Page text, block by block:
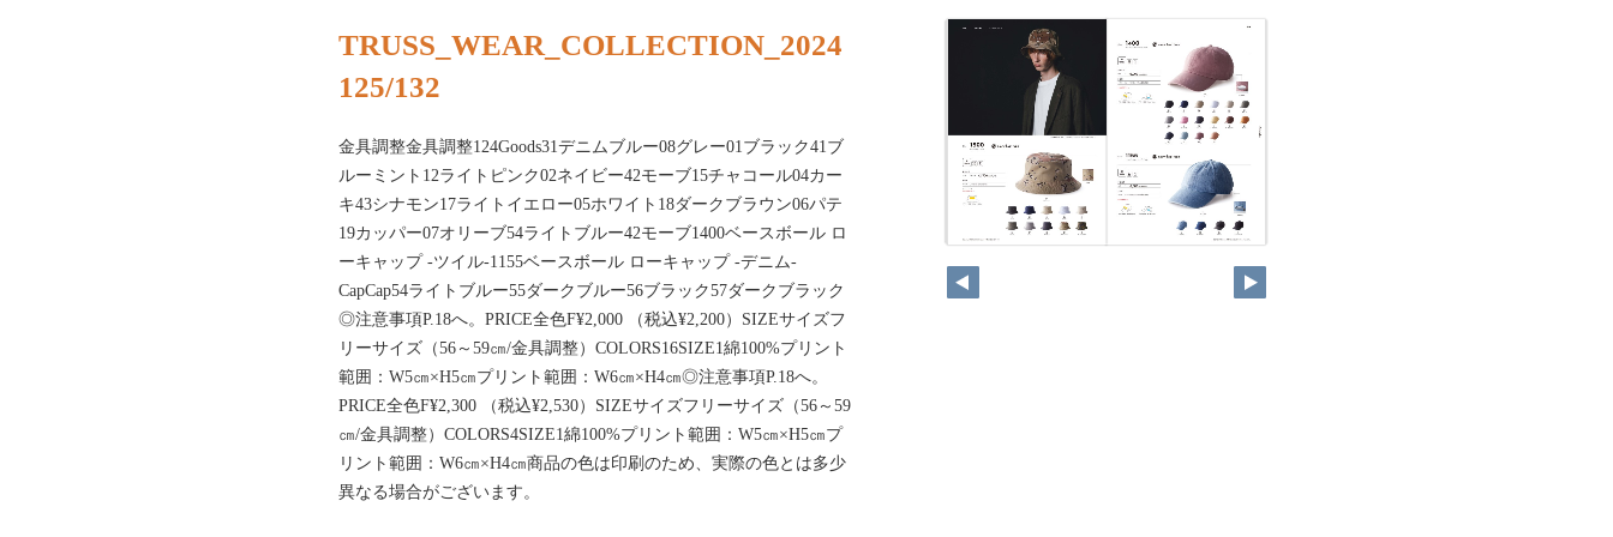
TRUSS_WEAR_COLLECTION_2024
125/132
金具調整金具調整124Goods31デニムブルー08グレー01ブラック41ブ
ルーミント12ライトピンク02ネイビー42モーブ15チャコール04カー
キ43シナモン17ライトイエロー05ホワイト18ダークブラウン06パテ
19カッパー07オリーブ54ライトブルー42モーブ1400ベースボール ロ
ーキャップ -ツイル-1155ベースボール ローキャップ -デニム-
CapCap54ライトブルー55ダークブルー56ブラック57ダークブラック
◎注意事項P.18へ。PRICE全色F¥2,000 （税込¥2,200）SIZEサイズフ
リーサイズ（56～59㎝/金具調整）COLORS16SIZE1綿100%プリント
範囲：W5㎝×H5㎝プリント範囲：W6㎝×H4㎝◎注意事項P.18へ。
PRICE全色F¥2,300 （税込¥2,530）SIZEサイズフリーサイズ（56～59
㎝/金具調整）COLORS4SIZE1綿100%プリント範囲：W5㎝×H5㎝プ
リント範囲：W6㎝×H4㎝商品の色は印刷のため、実際の色とは多少
異なる場合がございます。